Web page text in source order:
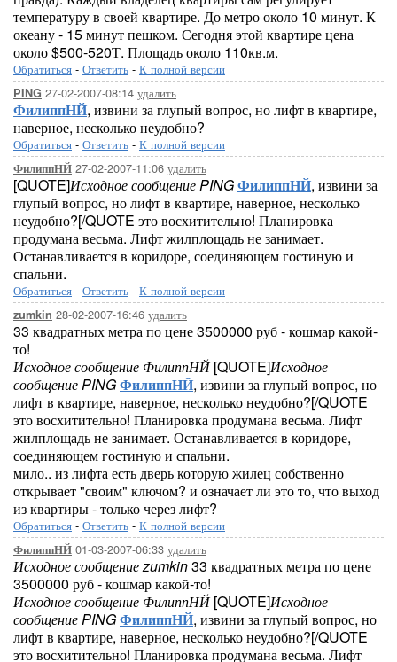
температуру в своей квартире. До метро около 10 минут. К
океану - 15 минут пешком. Сегодня этой квартире цена
около $500-520Т. Площадь около 110кв.м.
Обратиться - Ответить - К полной версии
PING 27-02-2007-08:14 удалить
ФилиппНЙ, извини за глупый вопрос, но лифт в квартире,
наверное, несколько неудобно?
Обратиться - Ответить - К полной версии
ФилиппНЙ 27-02-2007-11:06 удалить
[QUOTE]Исходное сообщение PINGФилиппНЙ, извини за
глупый вопрос, но лифт в квартире, наверное, несколько
неудобно?[/QUOTE это восхитительно! Планировка
продумана весьма. Лифт жилплощадь не занимает.
Останавливается в коридоре, соединяющем гостиную и
спальни.
Обратиться - Ответить - К полной версии
zumkin 28-02-2007-16:46 удалить
33 квадратных метра по цене 3500000 руб - кошмар какой-
то!
Исходное сообщение ФилиппНЙ[QUOTE]Исходное
сообщение PINGФилиппНЙ, извини за глупый вопрос, но
лифт в квартире, наверное, несколько неудобно?[/QUOTE
это восхитительно! Планировка продумана весьма. Лифт
жилплощадь не занимает. Останавливается в коридоре,
соединяющем гостиную и спальни.
мило.. из лифта есть дверь которую жилец собственно
открывает "своим" ключом? и означает ли это то, что выход
из квартиры - только через лифт?
Обратиться - Ответить - К полной версии
ФилиппНЙ 01-03-2007-06:33 удалить
Исходное сообщение zumkin33 квадратных метра по цене
3500000 руб - кошмар какой-то!
Исходное сообщение ФилиппНЙ[QUOTE]Исходное
сообщение PINGФилиппНЙ, извини за глупый вопрос, но
лифт в квартире, наверное, несколько неудобно?[/QUOTE
это восхитительно! Планировка продумана весьма. Лифт